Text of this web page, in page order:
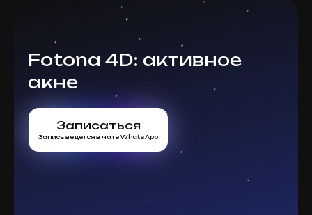
Fotona 4D: активное
акне
Записаться
Запись ведется в чате WhatsApp